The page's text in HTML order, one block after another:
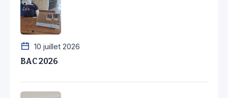
10 juillet 2026
BAC 2026